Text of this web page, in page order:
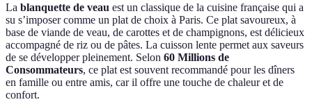
La blanquette de veau est un classique de la cuisine française qui a
su s’imposer comme un plat de choix à Paris. Ce plat savoureux, à
base de viande de veau, de carottes et de champignons, est délicieux
accompagné de riz ou de pâtes. La cuisson lente permet aux saveurs
de se développer pleinement. Selon 60 Millions de
Consommateurs, ce plat est souvent recommandé pour les dîners
en famille ou entre amis, car il offre une touche de chaleur et de
confort.